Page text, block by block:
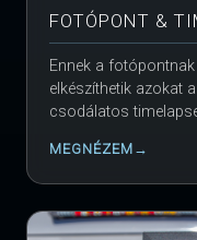
FOTÓPONT &
Ennek a
elkészíthetik azokat
csodálatos
MEGNÉZEM